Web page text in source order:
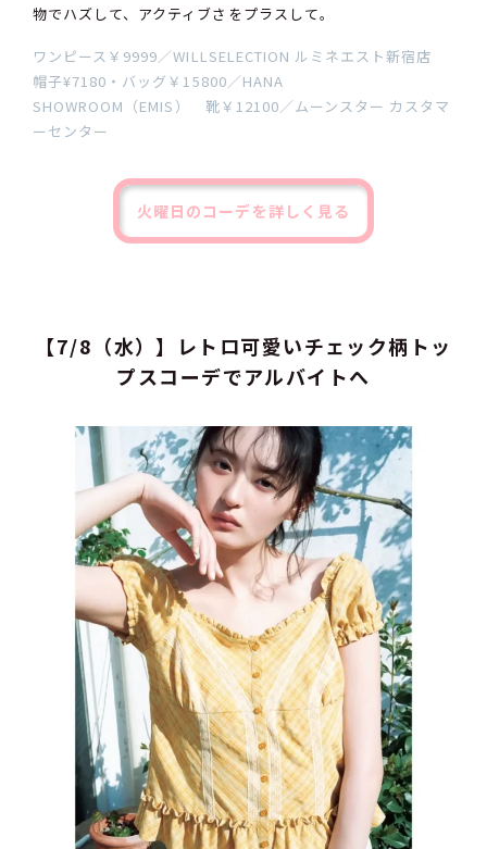
物でハズして、アクティブさをプラスして。
ワンピース￥9999／WILLSELECTION ルミネエスト新宿店
帽子¥7180・バッグ￥15800／HANA
SHOWROOM（EMIS） 靴￥12100／ムーンスター カスタマ
ーセンター
火曜日のコーデを詳しく見る
【7/8（水）】レトロ可愛いチェック柄トッ
プスコーデでアルバイトへ